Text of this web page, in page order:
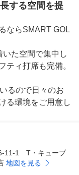
する空間を提
ならSMART GOL
た空間で集中し
ティ打席も完備。
るので日々のお
る環境をご用意し
11-1 T・キューブ
地図を見る